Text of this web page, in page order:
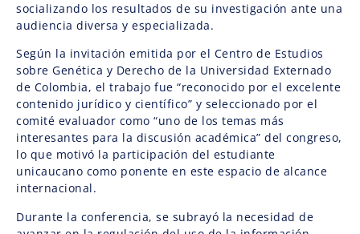
socializando los resultados de su investigación ante una
audiencia diversa y especializada.
Según la invitación emitida por el Centro de Estudios
sobre Genética y Derecho de la Universidad Externado
de Colombia, el trabajo fue “reconocido por el excelente
contenido jurídico y científico” y seleccionado por el
comité evaluador como “uno de los temas más
interesantes para la discusión académica” del congreso,
lo que motivó la participación del estudiante
unicaucano como ponente en este espacio de alcance
internacional.
Durante la conferencia, se subrayó la necesidad de